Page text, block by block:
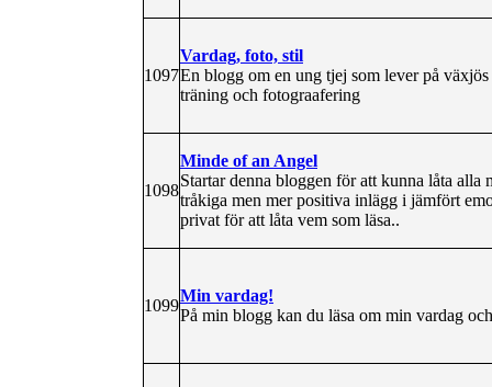
1097
Vardag, foto, stil
En blogg om en ung tjej som lever på
träning och fotograafering
1098
Minde of an Angel
Startar denna bloggen för att kunna låta
tråkiga men mer positiva inlägg i jämfört
privat för att låta vem som läsa..
1099
Min vardag!
På min blogg kan du läsa om min vardag